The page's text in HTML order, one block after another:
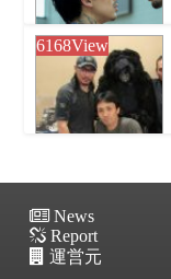
6168View
News
Report
運営元